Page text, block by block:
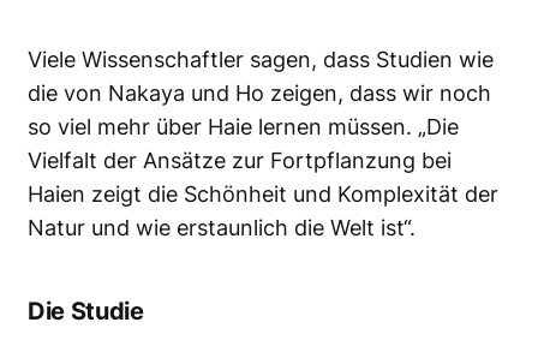
Viele Wissenschaftler sagen, dass Studien wie
die von Nakaya und Ho zeigen, dass wir noch
so viel mehr über Haie lernen müssen. „Die
Vielfalt der Ansätze zur Fortpflanzung bei
Haien zeigt die Schönheit und Komplexität der
Natur und wie erstaunlich die Welt ist“.
Die Studie